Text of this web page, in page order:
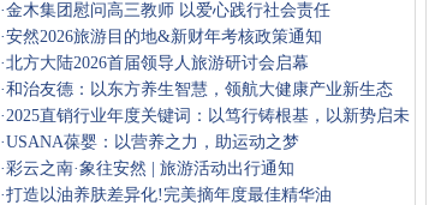
·金木集团慰问高三教师 以爱心践行社会责任
·安然2026旅游目的地&新财年考核政策通知
·北方大陆2026首届领导人旅游研讨会启幕
·和治友德：以东方养生智慧，领航大健康产业新生态
·2025直销行业年度关键词：以笃行铸根基，以新势启未
来
·USANA葆婴：以营养之力，助运动之梦
·彩云之南·象往安然 | 旅游活动出行通知
·打造以油养肤差异化!完美摘年度最佳精华油